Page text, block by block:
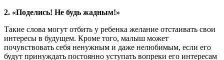
2. «Поделись! Не будь жадным!»
Такие слова могут отбить у ребенка желание отстаивать свои
интересы в будущем. Кроме того, малыш может
почувствовать себя ненужным и даже нелюбимым, если его
будут принуждать постоянно уступать вопреки его интересам